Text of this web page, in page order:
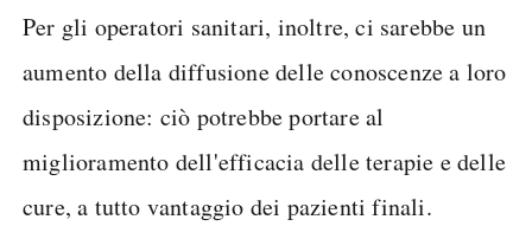
Per gli operatori sanitari, inoltre, ci sarebbe un
aumento della diffusione delle conoscenze a loro
disposizione: ciò potrebbe portare al
miglioramento dell'efficacia delle terapie e delle
cure, a tutto vantaggio dei pazienti finali.